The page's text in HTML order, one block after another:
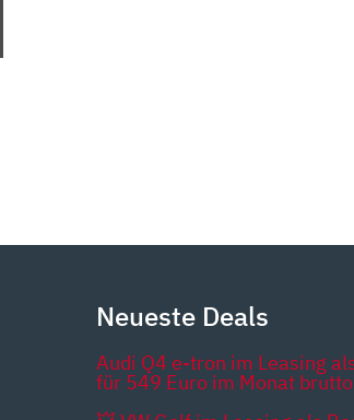
Neueste Deals
Audi Q4 e-tron im Leasing
für 549 Euro im Monat